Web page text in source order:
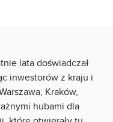
lata doświadczał
inwestorów z kraju i
Kraków,
hubami dla